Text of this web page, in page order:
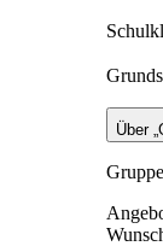
Über